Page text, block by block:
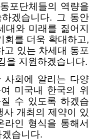
포단체들의 역량을
겠습니다. 그 동안
대와 미래를 짊어지
회를 더욱 확대하고,
고 있는 차세대 동포
을 지원하겠습니다.
사회에 알리는 다양
미국내 한국의 위
수 있도록 하겠습
개최의 제약이 있
라인 형식을 통해서
습니다.